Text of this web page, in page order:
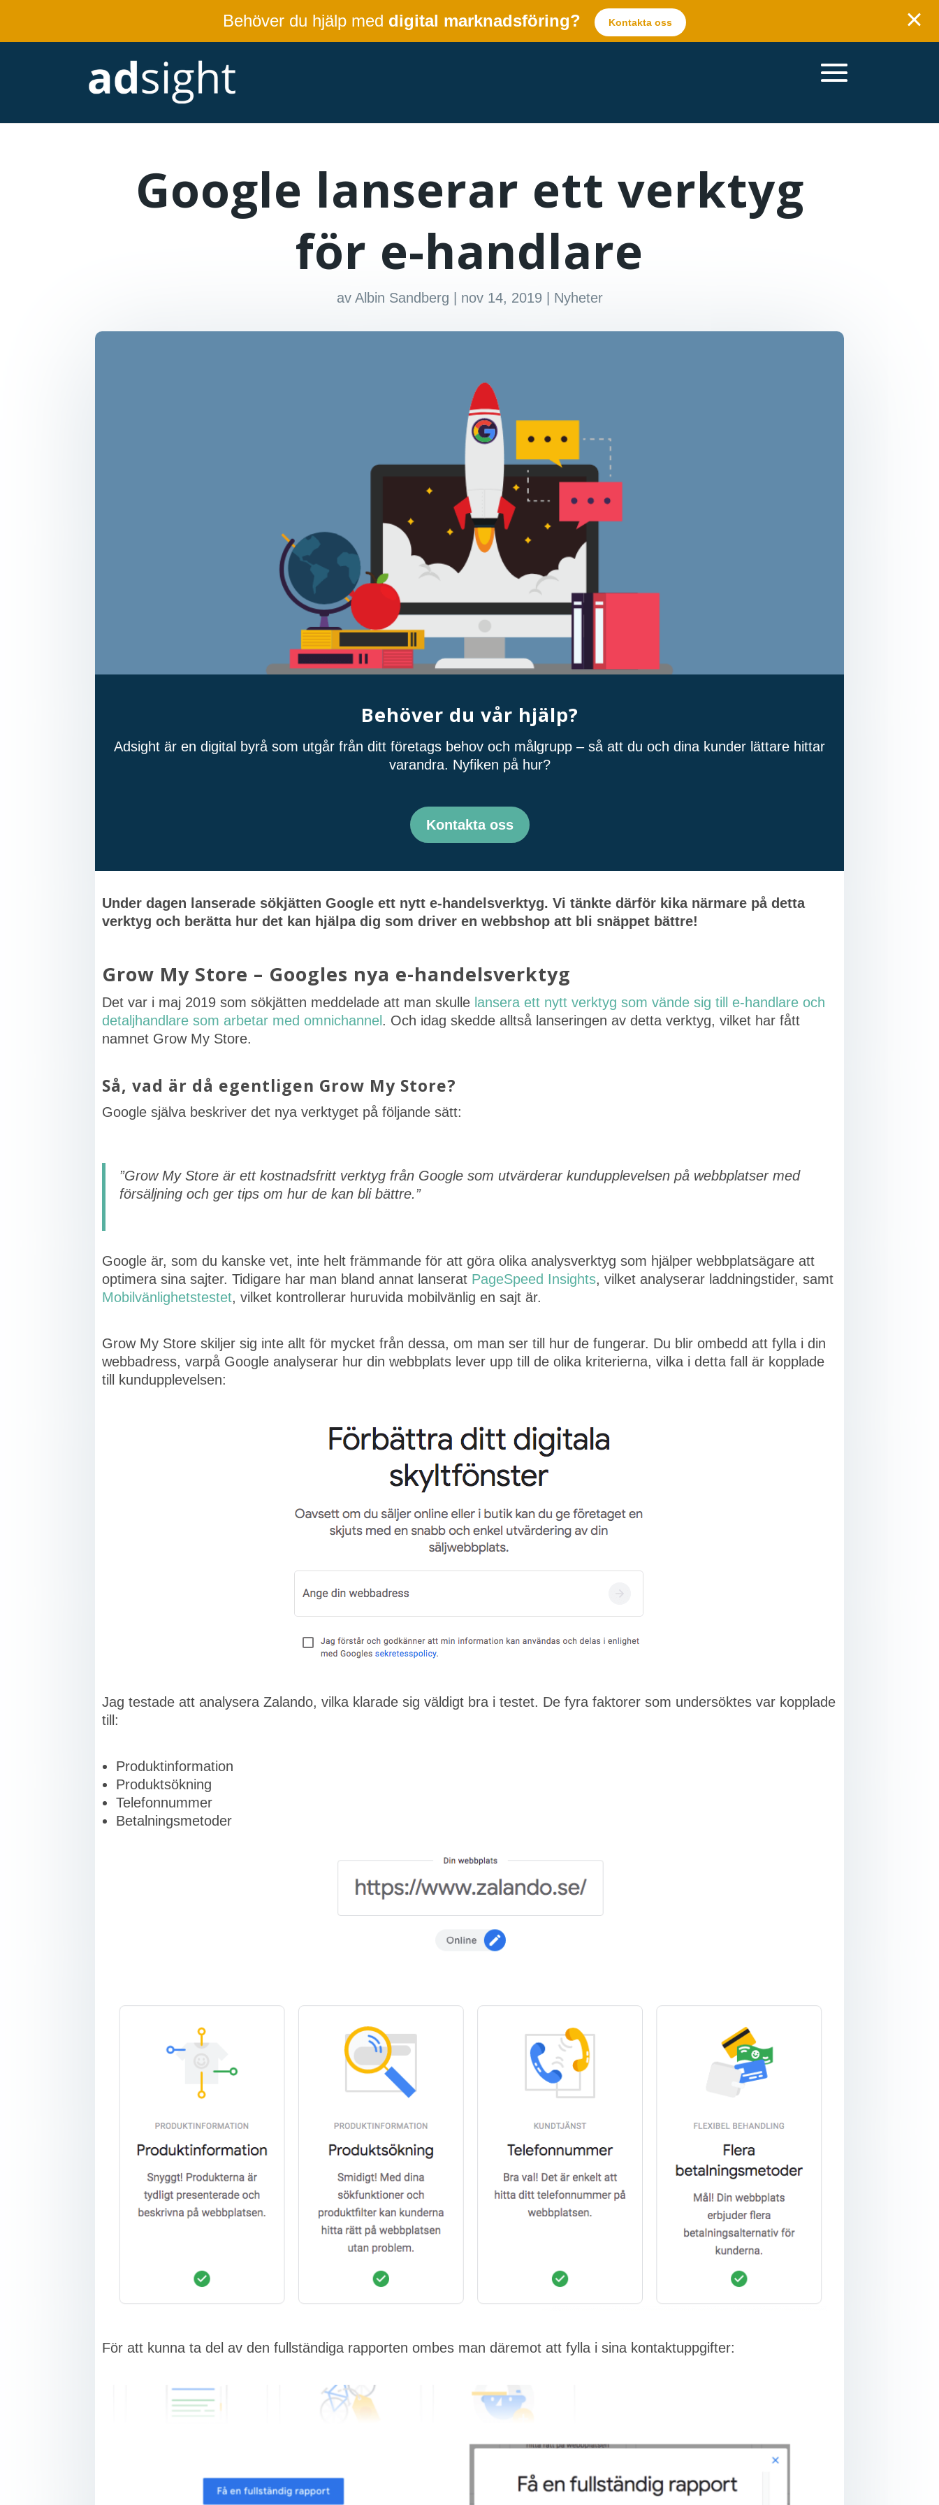
Behöver du hjälp med digital marknadsföring? Kontakta oss
Google lanserar ett verktyg
för e-handlare
av Albin Sandberg nov 14, 2019 Nyheter
Behöver du vår hjälp?
Adsight är en digital byrå som utgår från ditt företags behov och målgrupp – så att du och dina kunder lättare hittar
varandra. Nyfiken på hur?
Kontakta oss
Under dagen lanserade sökjätten Google ett nytt e-handelsverktyg. Vi tänkte därför kika närmare på detta
verktyg och berätta hur det kan hjälpa dig som driver en webbshop att bli snäppet bättre!
Grow My Store – Googles nya e-handelsverktyg
Det var i maj 2019 som sökjätten meddelade att man skulle lansera ett nytt verktyg som vände sig till e-handlare och
detaljhandlare som arbetar med omnichannel . Och idag skedde alltså lanseringen av detta verktyg, vilket har fått
namnet Grow My Store.
Så, vad är då egentligen Grow My Store?
Google själva beskriver det nya verktyget på följande sätt:
”Grow My Store är ett kostnadsfritt verktyg från Google som utvärderar kundupplevelsen på webbplatser med
försäljning och ger tips om hur de kan bli bättre.”
Google är, som du kanske vet, inte helt främmande för att göra olika analysverktyg som hjälper webbplatsägare att
optimera sina sajter. Tidigare har man bland annat lanserat PageSpeed Insights, vilket analyserar laddningstider, samt
Mobilvänlighetstestet, vilket kontrollerar huruvida mobilvänlig en sajt är.
Grow My Store skiljer sig inte allt för mycket från dessa, om man ser till hur de fungerar. Du blir ombedd att fylla i din
webbadress, varpå Google analyserar hur din webbplats lever upp till de olika kriterierna, vilka i detta fall är kopplade
till kundupplevelsen:
Jag testade att analysera Zalando, vilka klarade sig väldigt bra i testet. De fyra faktorer som undersöktes var kopplade
till:
Produktinformation
Produktsökning
Telefonnummer
Betalningsmetoder
För att kunna ta del av den fullständiga rapporten ombes man däremot att fylla i sina kontaktuppgifter: